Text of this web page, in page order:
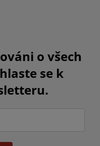
o všech
se k